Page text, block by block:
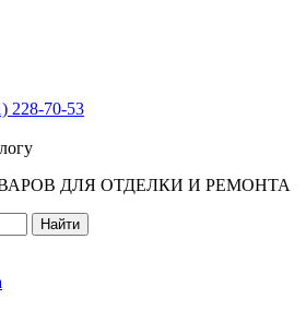
228-70-53
ДЛЯ ОТДЕЛКИ И РЕМОНТА